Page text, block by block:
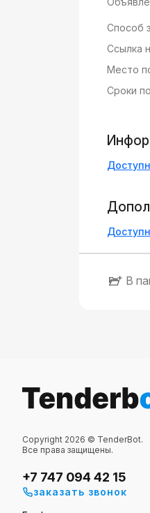
Способ
Ссылка
Место
Сроки
В
Copyright 2026 © TenderBot.
Все права защищены.
+7 747 094 42 15
заказать звонок